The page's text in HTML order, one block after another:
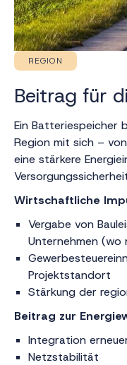
REGION
Beitrag für
Ein Batteriespeicher
Region mit sich –
eine stärkere
Wirtschaftliche
Vergabe von
Unternehmen (wo
Projektstandort
Stärkung der
Beitrag zur
Integration
Netzstabilität